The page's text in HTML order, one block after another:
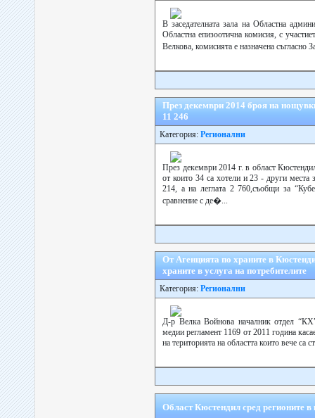
В заседателната зала на Областна
Областна епизоотична комисия, с
Велкова, комисията е назначена
През декември 2014 броя на
11 246
Категория: Регионални
През декември 2014 г. в област
от които 34 са хотели и 23 - други места
214, а на леглата 2 760,съобщи за
сравнение с де�...
От Агенцията по храните в
храните в услуга на потребителите
Категория: Регионални
Д-р Велка Войнова началник отдел
медии регламент 1169 от 2011 година
на територията на областта които вече са
Област Кюстендил сред регионите